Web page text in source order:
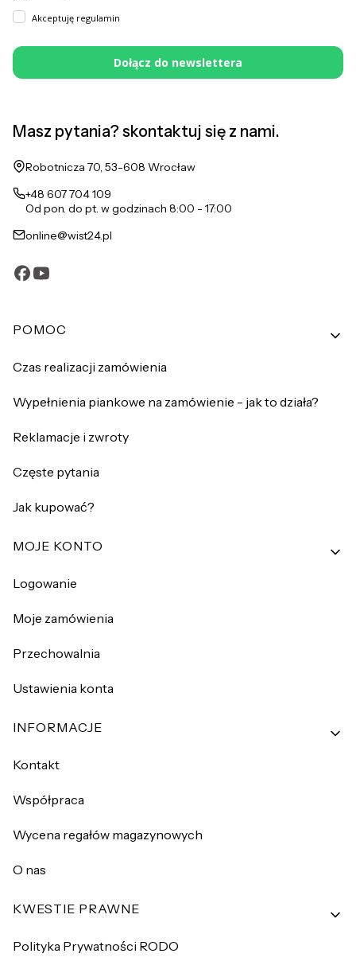
Akceptuję regulamin
Dołącz do newslettera
Masz pytania? skontaktuj się z nami.
Adres:
Robotnicza 70, 53-608 Wrocław
+48 607 704 109
Od pon. do pt. w godzinach 8:00 - 17:00
online@wist24.pl
Linki w stopce
POMOC
Czas realizacji zamówienia
Wypełnienia piankowe na zamówienie - jak to działa?
Reklamacje i zwroty
Częste pytania
Jak kupować?
MOJE KONTO
Logowanie
Moje zamówienia
Przechowalnia
Ustawienia konta
INFORMACJE
Kontakt
Współpraca
Wycena regałów magazynowych
O nas
KWESTIE PRAWNE
Polityka Prywatności RODO